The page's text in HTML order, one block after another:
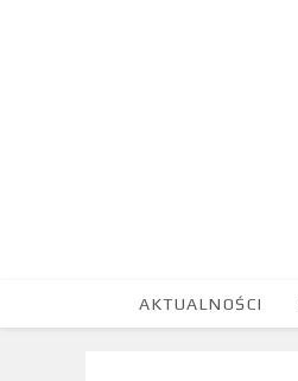
AKTUALNOŚCI